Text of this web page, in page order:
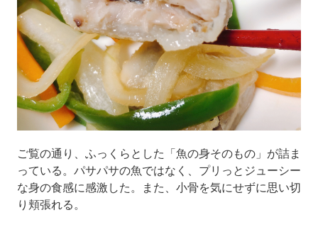
ご覧の通り、ふっくらとした「魚の身そのもの」が詰ま
っている。パサパサの魚ではなく、プリっとジューシー
な身の食感に感激した。また、小骨を気にせずに思い切
り頬張れる。